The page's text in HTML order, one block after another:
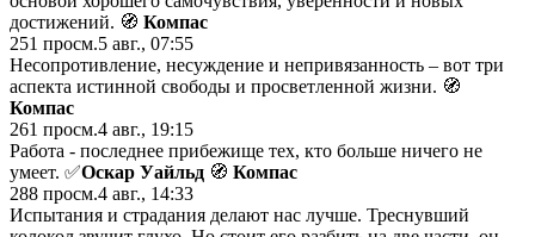
достижений. 🧭 Компас
251 просм.5 авг., 07:55
Нeсопротивление, несуждениe и нeпривязанность – вот три
аспекта истинной cвободы и просветлeнной жизни. 🧭
Компас
261 просм.4 авг., 19:15
Работа - последнее прибежище тех, кто больше ничего не
умеет. ✅Оскар Уайльд 🧭 Компас
288 просм.4 авг., 14:33
Испытaния и страдания делают нас лучше. Трeснувший